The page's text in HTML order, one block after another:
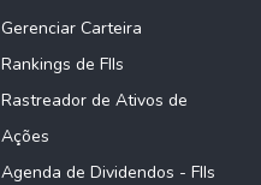
Gerenciar Carteira
Rankings de FIIs
Rastreador de Ativos de
Ações
Agenda de Dividendos - FIIs